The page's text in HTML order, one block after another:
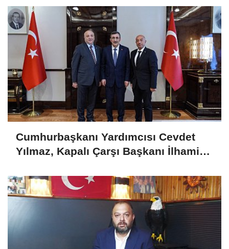
Cumhurbaşkanı Yardımcısı Cevdet
Yılmaz, Kapalı Çarşı Başkanı İlhami